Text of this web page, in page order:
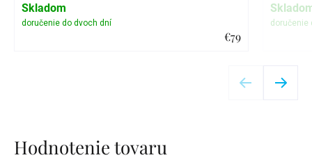
€79
Skladom
Hodnotenie tovaru